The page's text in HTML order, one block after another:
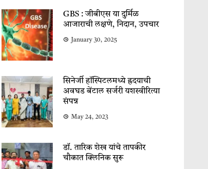
GBS : जीबीएस या दुर्मिळ
आजाराची लक्षणे, निदान, उपचार
January 30, 2025
सिनेर्जी हॉस्पिटलमध्ये ह्रदयाची
अवघड बेंटाल सर्जरी यशस्वीरित्या
संपन्न
May 24, 2023
डॉ. तारिक शेख यांचे तापकीर
चौकात क्लिनिक सुरू